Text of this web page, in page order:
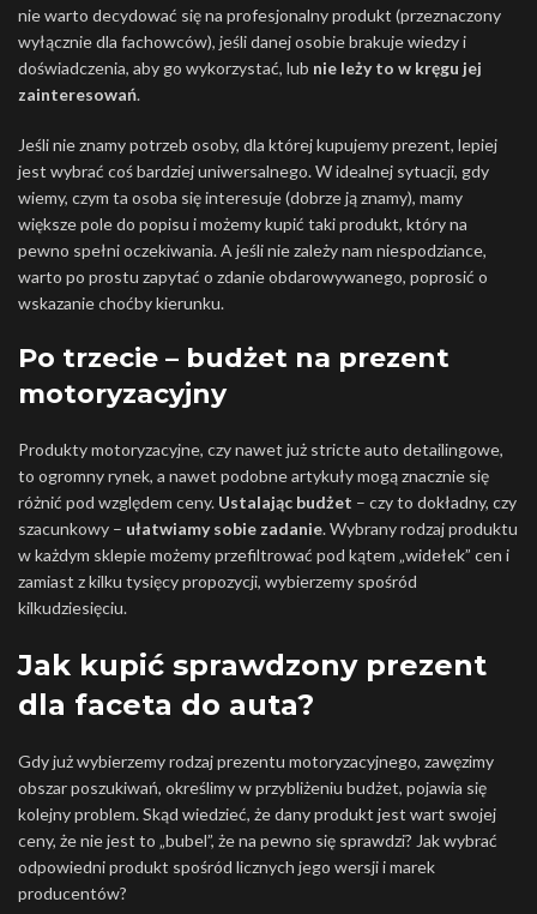
nie warto decydować się na profesjonalny produkt (przeznaczony
wyłącznie dla fachowców), jeśli danej osobie brakuje wiedzy i
doświadczenia, aby go wykorzystać, lub nie leży to w kręgu jej
zainteresowań.
Jeśli nie znamy potrzeb osoby, dla której kupujemy prezent, lepiej
jest wybrać coś bardziej uniwersalnego. W idealnej sytuacji, gdy
wiemy, czym ta osoba się interesuje (dobrze ją znamy), mamy
większe pole do popisu i możemy kupić taki produkt, który na
pewno spełni oczekiwania. A jeśli nie zależy nam niespodziance,
warto po prostu zapytać o zdanie obdarowywanego, poprosić o
wskazanie choćby kierunku.
Po trzecie – budżet na prezent
motoryzacyjny
Produkty motoryzacyjne, czy nawet już stricte auto detailingowe,
to ogromny rynek, a nawet podobne artykuły mogą znacznie się
różnić pod względem ceny. Ustalając budżet – czy to dokładny, czy
szacunkowy – ułatwiamy sobie zadanie. Wybrany rodzaj produktu
w każdym sklepie możemy przefiltrować pod kątem „widełek” cen i
zamiast z kilku tysięcy propozycji, wybierzemy spośród
kilkudziesięciu.
Jak kupić sprawdzony prezent
dla faceta do auta?
Gdy już wybierzemy rodzaj prezentu motoryzacyjnego, zawęzimy
obszar poszukiwań, określimy w przybliżeniu budżet, pojawia się
kolejny problem. Skąd wiedzieć, że dany produkt jest wart swojej
ceny, że nie jest to „bubel”, że na pewno się sprawdzi? Jak wybrać
odpowiedni produkt spośród licznych jego wersji i marek
producentów?